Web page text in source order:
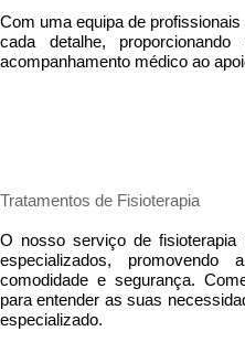
Com uma equipa de
cada detalhe,
acompanhamento médico ao
Tratamentos de Fisioterapia
O nosso serviço de
especializados,
comodidade e segurança.
para entender as suas
especializado.